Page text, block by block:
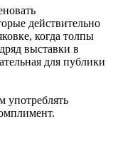
действительно
когда толпы
выставки в
для публики
употреблять